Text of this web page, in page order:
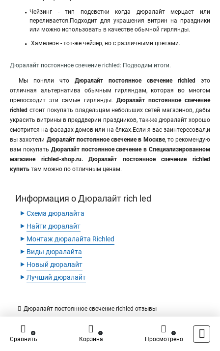
Чейзинг - тип подсветки когда дюралайт мерцает или
переливается.Подходит для украшения витрин на праздники
или можно использовать в качестве обычной гирлянды.
Хамелеон - тот-же чейзер, но с различными цветами.
Дюралайт постоянное свечение richled: Подводим итоги.
Мы поняли что Дюралайт постоянное свечение richled
это
отличная альтернатива обычным гирляндам, которая во многом
превосходит эти самые гирлянды. Дюралайт постоянное свечение
richled стоит покупать владельцам небольших сетей магазинов, дабы
украсить витрины в преддверии праздников, так-же дюралайт хорошо
смотрится на фасадах домов или на ёлках.Если я вас заинтересовал,и
вы захотели Дюралайт постоянное свечение в Москве, то рекомендую
вам покупать Дюралайт постоянное свечение в Специализированном
магазине richled-shop.ru. Дюралайт постоянное свечение richled
купить там можно по отличным ценам.
Информация о Дюралайт rich led
‣ Схема дюралайта
‣ Найти дюралайт
‣ Монтаж дюралайта Richled
‣ Виды дюралайта
‣ Новый дюралайт
‣ Лучший дюралайт
Дюралайт постоянное свечение richled отзывы
Сравнить
0
Корзина
0
Просмотрено
0